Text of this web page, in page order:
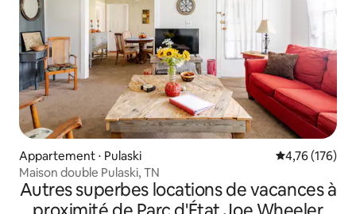
Appartement ⋅ Pulaski Évaluation
4,76 (176)
Maison double Pulaski, TN
Autres superbes locations de vacances à